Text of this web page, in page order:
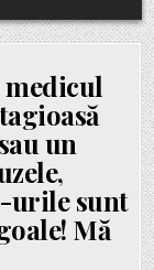
medicul
un
urile sunt
Mă